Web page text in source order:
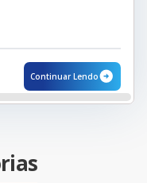
Continuar Lendo